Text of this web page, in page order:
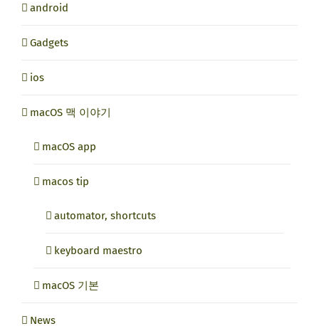
android
Gadgets
ios
macOS 맥 이야기
macOS app
macos tip
automator, shortcuts
keyboard maestro
macOS 기본
News